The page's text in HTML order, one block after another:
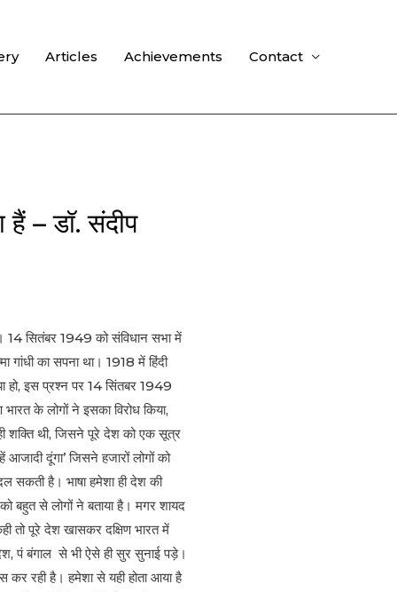
Articles Achievements Contact
हैं – डॉ. संदीप
है। 14 सितंबर 1949 को संविधान सभा में
गांधी का सपना था। 1918 में हिंदी
हो, इस प्रश्न पर 14 सिंतबर 1949
भारत के लोगों ने इसका विरोध किया,
शक्ति थी, जिसने पूरे देश को एक सूत्र
दूंगा’ जिसने हजारों लोगों को
सकती है। भाषा हमेशा ही देश की
बहुत से लोगों ने बताया है। मगर शायद
तो पूरे देश खासकर दक्षिण भारत में
पं बंगाल से भी ऐसे ही सुर सुनाई पड़े।
कर रही है। हमेशा से यही होता आया है